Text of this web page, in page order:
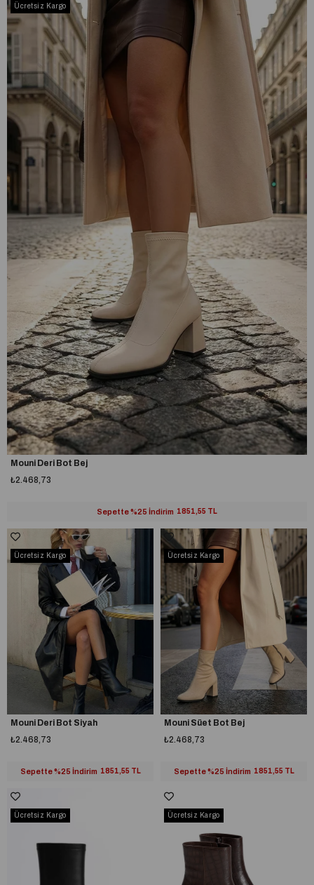
Mouni Deri Bot Bej
₺2.468,73
Sepette %25 İndirim 1851,55 TL
Ücretsiz Kargo
Mouni Deri Bot Siyah
₺2.468,73
Sepette %25 İndirim 1851,55 TL
Ücretsiz Kargo
Mouni Süet Bot Bej
₺2.468,73
Sepette %25 İndirim 1851,55 TL
Ücretsiz Kargo
Ücretsiz Kargo Ücretsiz Kargo